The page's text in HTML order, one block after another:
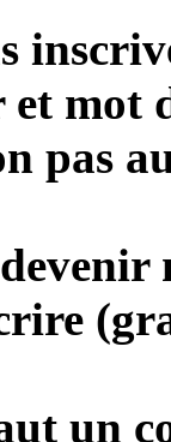
mot
pas
un